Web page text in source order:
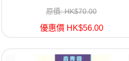
原價: HK$70.00
優惠價 HK$56.00